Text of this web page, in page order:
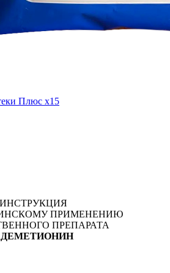
Плюс x15
ИНСТРУКЦИЯ
ПРИМЕНЕНИЮ
ПРЕПАРАТА